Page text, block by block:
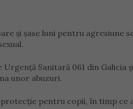
și șase luni pentru agresiune
Sanitară 061 din Galicia
unor abuzuri.
pentru copii, în timp ce